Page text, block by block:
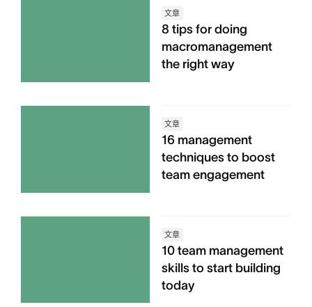
文章
8 tips for doing
macromanagement
the right way
文章
16 management
techniques to boost
team engagement
文章
10 team management
skills to start building
today